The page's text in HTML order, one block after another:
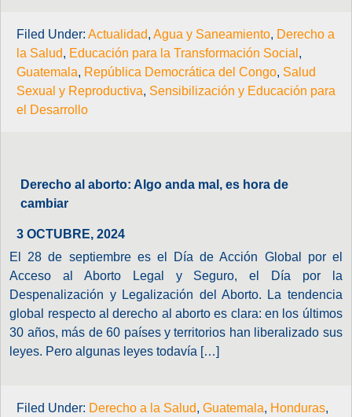
Filed Under: Actualidad, Agua y Saneamiento, Derecho a
la Salud, Educación para la Transformación Social ,
Guatemala, República Democrática del Congo, Salud
Sexual y Reproductiva, Sensibilización y Educación para
el Desarrollo
Derecho al aborto: Algo anda mal, es hora de
cambiar
3 OCTUBRE, 2024
El 28 de septiembre es el Día de Acción Global por el
Acceso al Aborto Legal y Seguro, el Día por la
Despenalización y Legalización del Aborto. La tendencia
global respecto al derecho al aborto es clara: en los últimos
30 años, más de 60 países y territorios han liberalizado sus
leyes. Pero algunas leyes todavía […]
Filed Under: Derecho a la Salud, Guatemala, Honduras,